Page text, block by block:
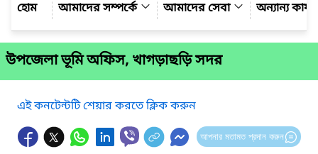
আমাদের সম্পর্কে
আমাদের সেবা অন্যান্য
উপজেলা ভূমি অফিস, খাগড়াছড়ি সদর
এই কনটেন্টটি শেয়ার করতে ক্লিক করুন
আপনার মতামত প্রদান করুন